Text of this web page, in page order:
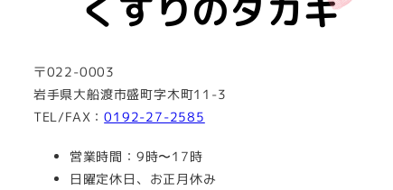
〒022-0003
岩手県大船渡市盛町字木町11-3
TEL/FAX：0192-27-2585
営業時間：9時〜17時
日曜定休日、お正月休み